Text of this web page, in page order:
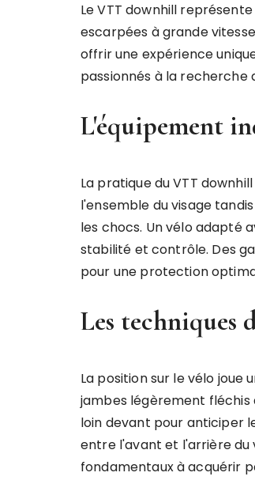
Le VTT downhill
escarpées à grande
offrir une expérience
passionnés à la recherche
L'équipement
La pratique du VTT
l'ensemble du visage
les chocs. Un vélo adapté
stabilité et contrôle. Des
pour une protection
Les techniques
La position sur le vélo joue
jambes légèrement
loin devant pour anticiper
entre l'avant et l'arrière du
fondamentaux à acquérir